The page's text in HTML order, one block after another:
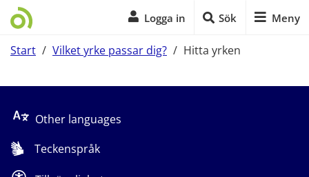
Logga in Sök Meny
Start / Vilket yrke passar dig? / Hitta yrken
Other languages
Teckenspråk